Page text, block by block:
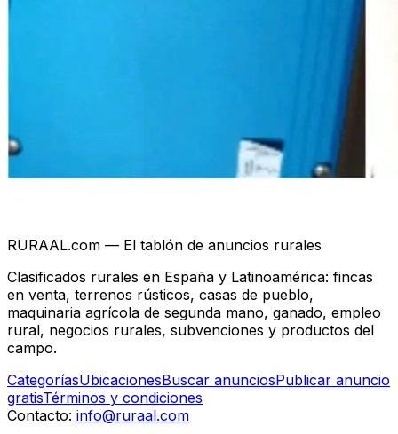
RURAAL.com — El tablón de anuncios rurales
Clasificados rurales en España y Latinoamérica: fincas
en venta, terrenos rústicos, casas de pueblo,
maquinaria agrícola de segunda mano, ganado, empleo
rural, negocios rurales, subvenciones y productos del
campo.
CategoríasUbicacionesBuscar anunciosPublicar anuncio
gratisTérminos y condiciones
Contacto: info@ruraal.com